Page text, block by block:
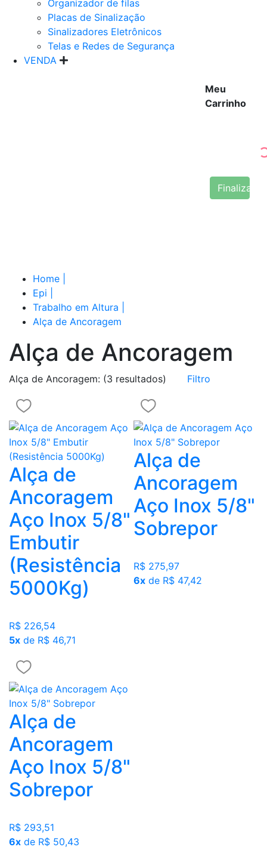
Organizador de filas
Placas de Sinalização
Sinalizadores Eletrônicos
Telas e Redes de Segurança
VENDA
Meu
Carrinho
Finalizar
Home
Epi
Trabalho em Altura
Alça de Ancoragem
Alça de Ancoragem
Alça de Ancoragem: (3 resultados) Filtro
Alça de
Ancoragem
Aço Inox 5/8"
Embutir
(Resistência
5000Kg)
R$ 226,54
5x de R$ 46,71
Alça de
Ancoragem
Aço Inox 5/8"
Sobrepor
R$ 275,97
6x de R$ 47,42
Alça de
Ancoragem
Aço Inox 5/8"
Sobrepor
R$ 293,51
6x de R$ 50,43